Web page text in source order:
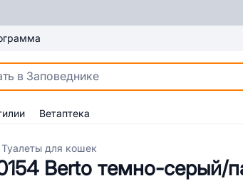
Ветаптека
Туалеты для кошек
Berto темно-